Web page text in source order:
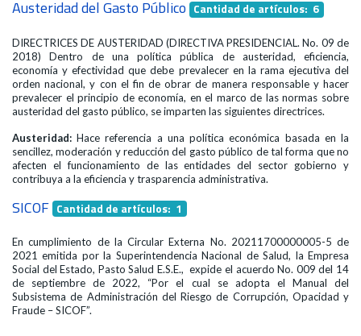
Austeridad del Gasto Público Cantidad de artículos: 6
DIRECTRICES DE AUSTERIDAD (DIRECTIVA PRESIDENCIAL. No. 09 de
2018) Dentro de una política pública de austeridad, eficiencia,
economía y efectividad que debe prevalecer en la rama ejecutiva del
orden nacional, y con el fin de obrar de manera responsable y hacer
prevalecer el principio de economía, en el marco de las normas sobre
austeridad del gasto público, se imparten las siguientes directrices.
Austeridad: Hace referencia a una política económica basada en la
sencillez, moderación y reducción del gasto público de tal forma que no
afecten el funcionamiento de las entidades del sector gobierno y
contribuya a la eficiencia y trasparencia administrativa.
SICOF Cantidad de artículos: 1
En cumplimiento de la Circular Externa No. 20211700000005-5 de
2021 emitida por la Superintendencia Nacional de Salud, la Empresa
Social del Estado, Pasto Salud E.S.E., expide el acuerdo No. 009 del 14
de septiembre de 2022, “Por el cual se adopta el Manual del
Subsistema de Administración del Riesgo de Corrupción, Opacidad y
Fraude – SICOF”.